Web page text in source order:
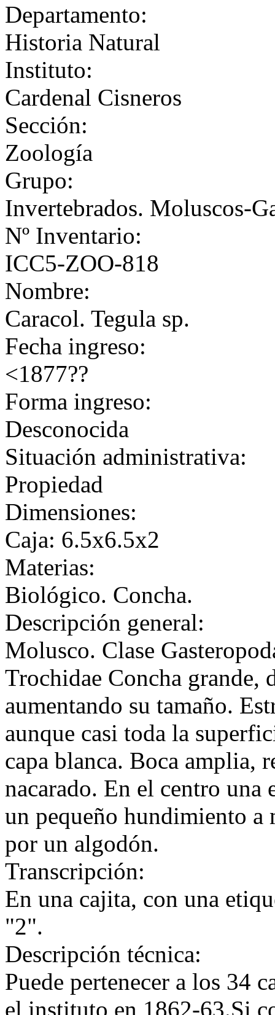
Departamento:
Historia Natural
Instituto:
Cardenal Cisneros
Sección:
Zoología
Grupo:
Invertebrados. Moluscos-
Nº Inventario:
ICC5-ZOO-818
Nombre:
Caracol. Tegula sp.
Fecha ingreso:
<1877??
Forma ingreso:
Desconocida
Situación administrativa:
Propiedad
Dimensiones:
Caja: 6.5x6.5x2
Materias:
Biológico. Concha.
Descripción general:
Molusco. Clase
Trochidae Concha grande,
aumentando su tamaño.
aunque casi toda la
capa blanca. Boca amplia,
nacarado. En el centro una
un pequeño hundimiento a
por un algodón.
Transcripción:
En una cajita, con una
"2".
Descripción técnica:
Puede pertenecer a los 34
el instituto en 1862-63.Si